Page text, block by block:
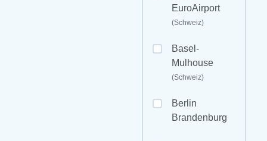
EuroAirport
(Schweiz)
Basel-
Mulhouse
(Schweiz)
Berlin
Brandenburg